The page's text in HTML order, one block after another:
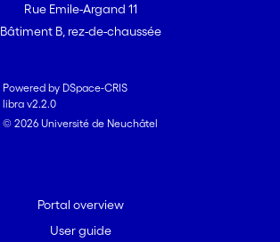
Rue Emile-Argand 11
Bâtiment B, rez-de-chaussée
Powered by DSpace-CRIS
libra v2.2.0
© 2026 Université de Neuchâtel
Portal overview
User guide